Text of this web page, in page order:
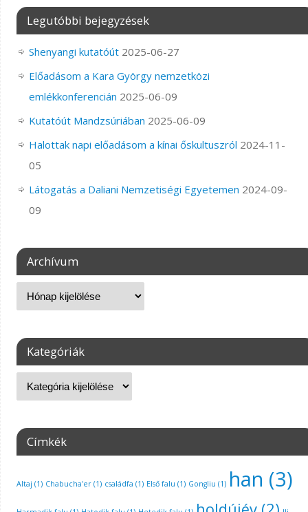
Legutóbbi bejegyzések
Shenyangi kutatóút 2025-06-27
Előadásom a Kara György nemzetközi
emlékkonferencián 2025-06-09
Kutatóút Mandzsúriában 2025-06-09
Halottak napi előadásom a kínai őskultuszról 2024-11-
05
Látogatás a Daliani Nemzetiségi Egyetemen 2024-09-
09
Archívum
Kategóriák
Címkék
Altaj (1) Chabucha'er(1) családfa (1) Első falu (1) Gongliu (1) han (3)